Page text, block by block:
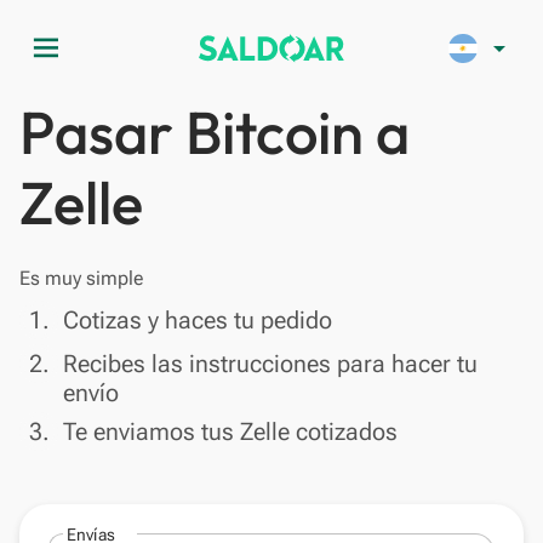
menu arrow_drop_down
Pasar Bitcoin a
Zelle
Es muy simple
done
1. Cotizas y haces tu pedido
done
2. Recibes las instrucciones para hacer tu
envío
done
3. Te enviamos tus Zelle cotizados
Envías